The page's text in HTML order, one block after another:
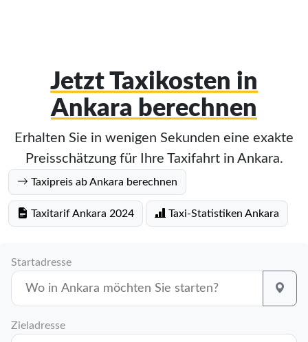
Jetzt Taxikosten in
Ankara berechnen
Erhalten Sie in wenigen Sekunden eine exakte
Preisschätzung für Ihre Taxifahrt in Ankara.
Taxipreis ab Ankara berechnen
Taxitarif Ankara 2024 Taxi-Statistiken Ankara
Startadresse
Zieladresse